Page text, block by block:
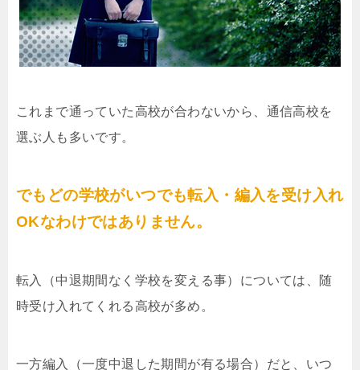
これまで通っていた高校が合わないから、通信高校を
選ぶ人も多いです。
でもどの学校がいつでも転入・編入を受け入れ
OKなわけではありません。
転入（中退期間なく学校を変える事）については、随
時受け入れてくれる高校が多め。
一方編入（一度中退した期間が有る場合）だと、いつ